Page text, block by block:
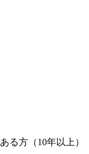
る方（10年以上）